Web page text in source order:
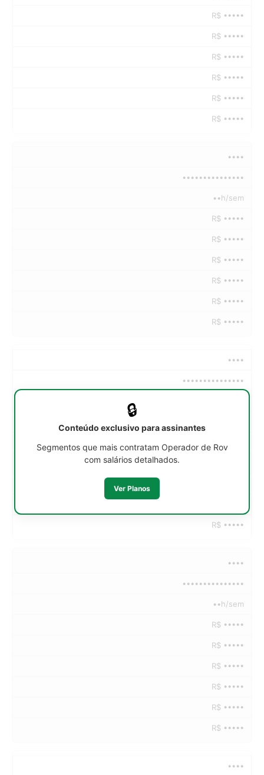
R$ •••••
R$ •••••
R$ •••••
R$ •••••
R$ •••••
R$ •••••
••••
•••••••••••••••
••h/sem
R$ •••••
R$ •••••
R$ •••••
R$ •••••
R$ •••••
R$ •••••
••••
•••••••••••••••
R$ •••••
R$ •••••
••••
•••••••••••••••
••h/sem
R$ •••••
R$ •••••
R$ •••••
R$ •••••
R$ •••••
R$ •••••
••••
🔒
Conteúdo exclusivo para assinantes
Segmentos que mais contratam Operador de Rov
com salários detalhados.
Ver Planos